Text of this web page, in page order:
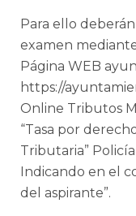
Para ello
examen
Página WEB
https://
Online Tributos
“Tasa por
Tributaria” Policía
Indicando en el
del aspirante”.